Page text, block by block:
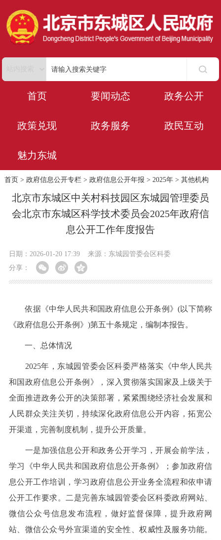
首页 要闻动态 政务公开
政策兑现 政务服务 政民互动
魅力东城
首页 > 政府信息公开专栏> 政府信息公开年报 > 2025年> 其他机构
北京市东城区中关村科技园区东城园管理委员
会北京市东城区科学技术委员会2025年政府信
息公开工作年度报告
日期：2026-01-20 17:39
来源：东城园管委会区科委
分享：
依据《中华人民共和国政府信息公开条例》(以下简称
《政府信息公开条例》)第五十条规定，编制本报告。
一、总体情况
2025年，东城园管委会区科委严格落实《中华人民共
和国政府信息公开条例》，深入贯彻落实国家及上级关于
全面推进政务公开的决策部署，紧紧围绕经济社会发展和
人民群众关注关切，持续深化政府信息公开内容，拓宽公
开渠道，完善制度机制，提升公开质量。
一是加强信息公开和政务公开学习，开展会前学法，
学习《中华人民共和国政府信息公开条例》；参加政府信
息公开工作培训，学习政府信息公开业务全流程和依申请
公开工作要求。二是完善东城园管委会区科委政府网站、
微信公众号信息发布流程，做好监督保障，提升政府网
站、微信公众号外宣渠道的安全性、权威性及服务功能。